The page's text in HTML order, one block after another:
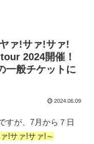
ァ!サァ!サァ!
2024開催！
一般チケットに
2024.06.09
すが、7月から７日
!サァ!サァ!～